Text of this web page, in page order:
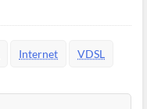
Internet VDSL